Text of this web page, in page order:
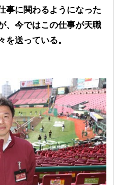
事に関わるようになった
、今ではこの仕事が天職
を送っている。